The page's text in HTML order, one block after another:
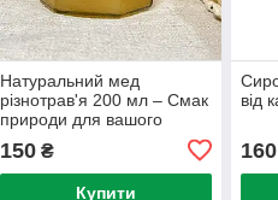
Натуральний мед
різнотрав'я 200 мл – Смак
природи для вашого
150₴
Купити
від
160